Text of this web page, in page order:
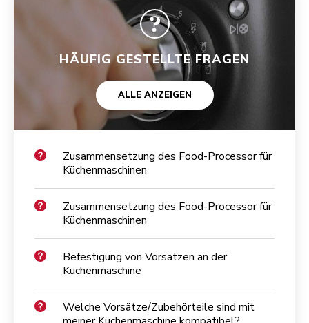
HÄUFIG GESTELLTE FRAGEN
ALLE ANZEIGEN
Zusammensetzung des Food-Processor für
Küchenmaschinen
Zusammensetzung des Food-Processor für
Küchenmaschinen
Befestigung von Vorsätzen an der
Küchenmaschine
Welche Vorsätze/Zubehörteile sind mit